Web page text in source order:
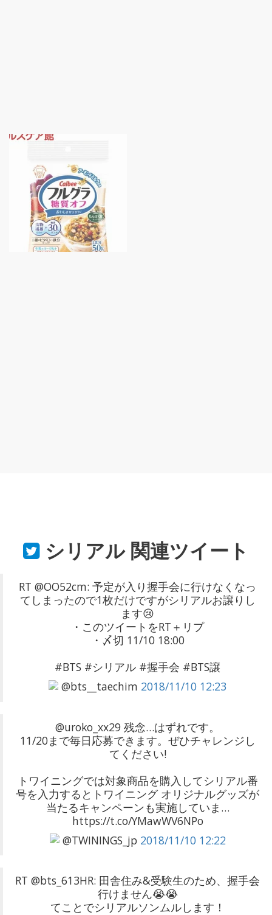
シリアル関連ツイート
RT @OO52cm: 予定が入り握手会に行けなくなっ
てしまったので1枚だけですがシリアルお譲りし
ます😢
・このツイートをRT＋リプ
・〆切 11/10 18:00
#BTS #シリアル #握手会 #BTS譲
@bts__taechim 2018/11/10 12:23
@uroko_xx29 残念…はずれです。
11/20まで毎日応募できます。ぜひチャレンジし
てください!
トワイニングでは対象商品を購入してシリアル番
号を入力するとトワイニング オリジナルグッズが
当たるキャンペーンも実施していま…
https://t.co/YMawWV6NPo
@TWININGS_jp 2018/11/10 12:22
RT @bts_613HR: 田舎住み&受験生のため、握手会
行けません😭😭
てことでシリアルソンムルします！